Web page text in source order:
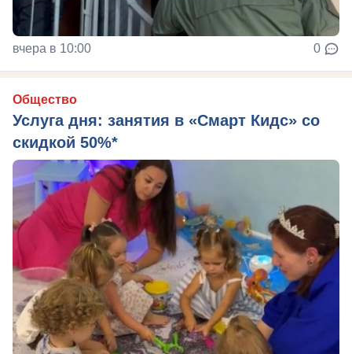
вчера в 10:00 0
Общество
Услуга дня: занятия в «Смарт Кидс» со
скидкой 50%*